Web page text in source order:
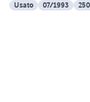
Usato
07/1993